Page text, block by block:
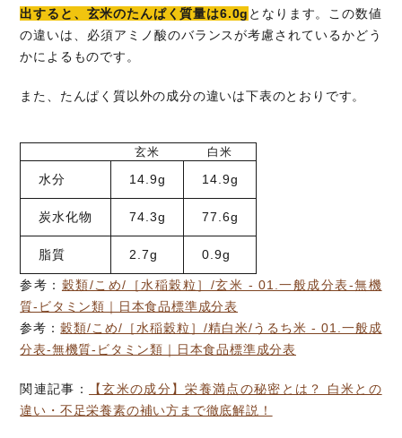
出すると、玄米のたんぱく質量は6.0g となります。この数値
の違いは、必須アミノ酸のバランスが考慮されているかどう
かによるものです。
また、たんぱく質以外の成分の違いは下表のとおりです。
玄米 白米
水分 14.9g 14.9g
炭水化物 74.3g 77.6g
脂質 2.7g 0.9g
参考： 穀類/こめ/［水稲穀粒］/玄米 - 01.一般成分表-無機
質-ビタミン類｜日本食品標準成分表
参考：穀類/こめ/［水稲穀粒］/精白米/うるち米 - 01.一般成
分表-無機質-ビタミン類｜日本食品標準成分表
関連記事：
【玄米の成分】栄養満点の秘密とは？ 白米との
違い・不足栄養素の補い方まで徹底解説！